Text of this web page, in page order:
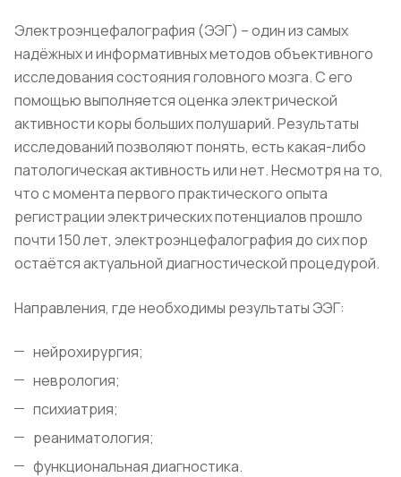
Электроэнцефалография (ЭЭГ) – один из самых
надёжных и информативных методов объективного
исследования состояния головного мозга. С его
помощью выполняется оценка электрической
активности коры больших полушарий. Результаты
исследований позволяют понять, есть какая-либо
патологическая активность или нет. Несмотря на то,
что с момента первого практического опыта
регистрации электрических потенциалов прошло
почти 150 лет, электроэнцефалография до сих пор
остаётся актуальной диагностической процедурой.
Направления, где необходимы результаты ЭЭГ:
нейрохирургия;
неврология;
психиатрия;
реаниматология;
функциональная диагностика.